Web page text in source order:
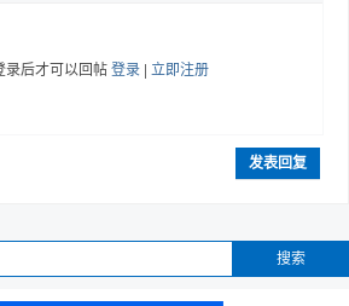
录后才可以回帖登录 | 立即注册
发表回复
搜索